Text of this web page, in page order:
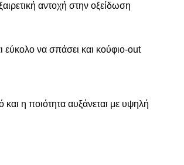
αντοχή στην οξείδωση
εύκολο να σπάσει και κούφιο-out
και η ποιότητα αυξάνεται με υψηλή